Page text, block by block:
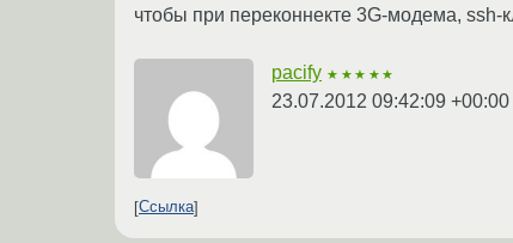
чтобы при переконнекте 3G-модема, ssh-
pacify ★★★★★
23.07.2012 09:42:09 +00:00
Ссылка